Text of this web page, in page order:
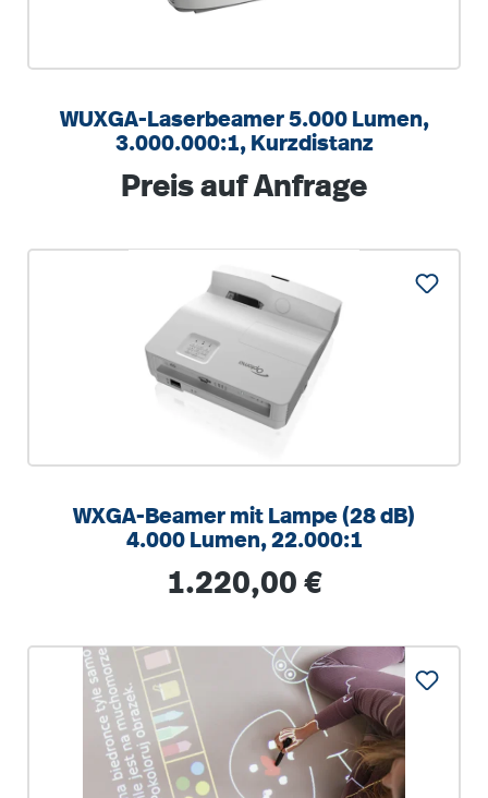
WUXGA-Laserbeamer 5.000 Lumen,
3.000.000:1, Kurzdistanz
Regulärer Preis:
Preis auf Anfrage
WXGA-Beamer mit Lampe (28 dB)
4.000 Lumen, 22.000:1
Regulärer Preis:
1.220,00 €